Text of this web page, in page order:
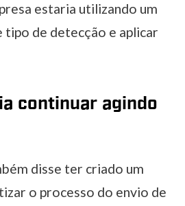
estaria utilizando um
tipo de detecção e aplicar
continuar agindo
disse ter criado um
o processo do envio de